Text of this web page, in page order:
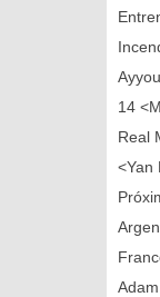
14
Real
<Yan